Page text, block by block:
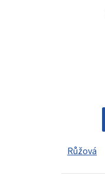
Růžová